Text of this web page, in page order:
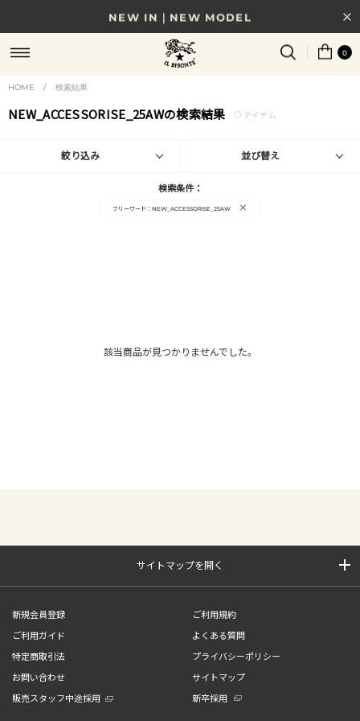
NEW IN｜NEW MODEL
8/17(月)10時まで｜税込11,000円以上で送料無料
贈る相手やシーンから選べる、新しいギフトガイド
NEW IN｜COLOR LEATHER
0
HOME / 検索結果
NEW_ACCESSORISE_25AWの検索結果 0 アイテム
絞り込み 並び替え
検索条件：
フリーワード：NEW_ACCESSORISE_25AW ×
該当商品が見つかりませんでした。
サイトマップを開く
新規会員登録
ご利用規約
ご利用ガイド
よくある質問
特定商取引法
プライバシーポリシー
お問い合わせ
サイトマップ
販売スタッフ中途採用
新卒採用